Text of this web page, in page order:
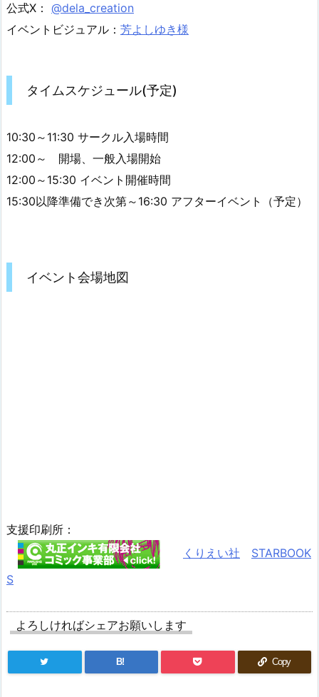
公式X： @dela_creation
イベントビジュアル： 芳よしゆき様
タイムスケジュール(予定)
10:30～11:30 サークル入場時間
12:00～ 開場、一般入場開始
12:00～15:30 イベント開催時間
15:30以降準備でき次第～16:30 アフターイベント（予定）
イベント会場地図
支援印刷所：
くりえい社
STARBOOK
S
よろしければシェアお願いします
B! Copy